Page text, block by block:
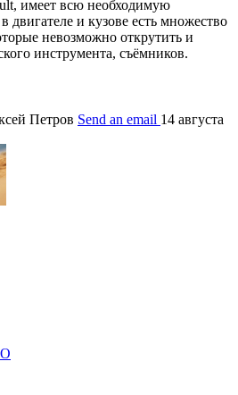
имеет всю необходимую
двигателе и кузове есть множество
невозможно открутить и
инструмента, съёмников.
Петров Send an email 14 августа